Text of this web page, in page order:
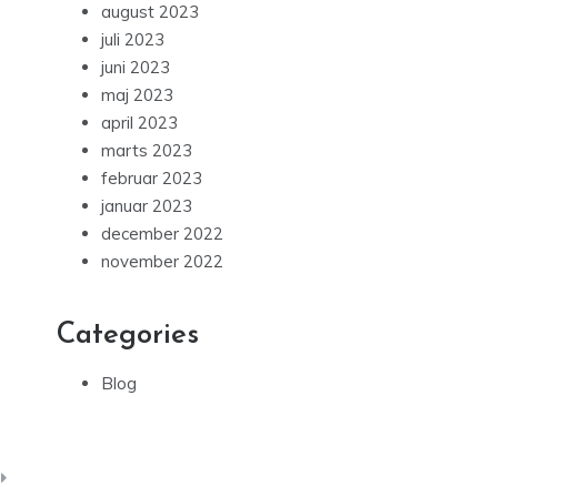
august 2023
juli 2023
juni 2023
maj 2023
april 2023
marts 2023
februar 2023
januar 2023
december 2022
november 2022
Categories
Blog